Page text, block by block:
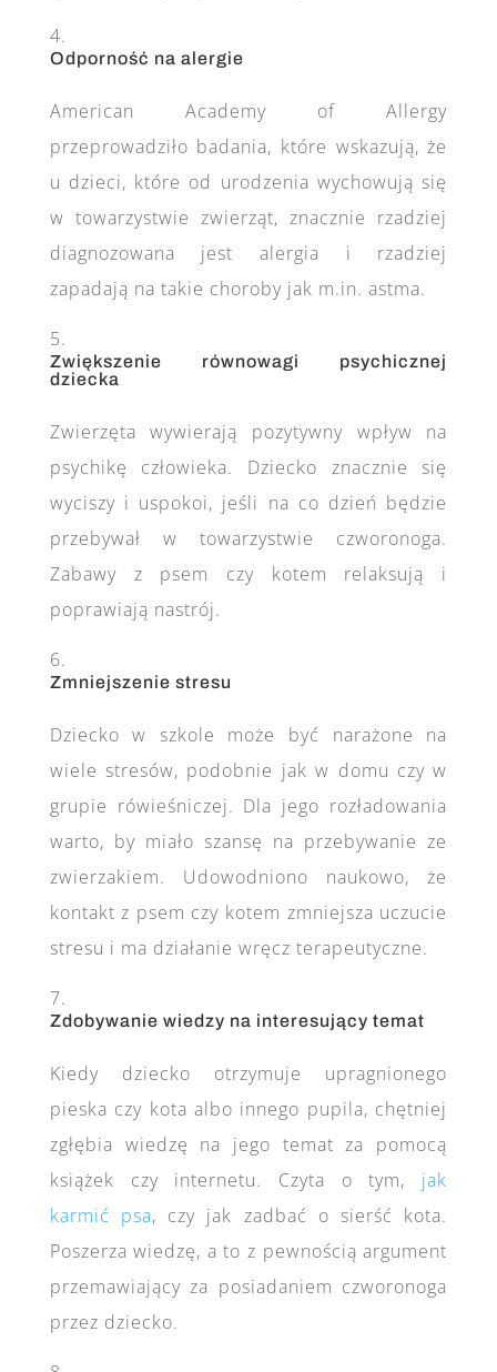
Odporność na alergie
American Academy of Allergy
przeprowadziło badania, które wskazują, że
u dzieci, które od urodzenia wychowują się
w towarzystwie zwierząt, znacznie rzadziej
diagnozowana jest alergia i rzadziej
zapadają na takie choroby jak m.in. astma.
Zwiększenie równowagi psychicznej
dziecka
Zwierzęta wywierają pozytywny wpływ na
psychikę człowieka. Dziecko znacznie się
wyciszy i uspokoi, jeśli na co dzień będzie
przebywał w towarzystwie czworonoga.
Zabawy z psem czy kotem relaksują i
poprawiają nastrój.
Zmniejszenie stresu
Dziecko w szkole może być narażone na
wiele stresów, podobnie jak w domu czy w
grupie rówieśniczej. Dla jego rozładowania
warto, by miało szansę na przebywanie ze
zwierzakiem. Udowodniono naukowo, że
kontakt z psem czy kotem zmniejsza uczucie
stresu i ma działanie wręcz terapeutyczne.
Zdobywanie wiedzy na interesujący temat
Kiedy dziecko otrzymuje upragnionego
pieska czy kota albo innego pupila, chętniej
zgłębia wiedzę na jego temat za pomocą
książek czy internetu. Czyta o tym, jak
karmić psa, czy jak zadbać o sierść kota.
Poszerza wiedzę, a to z pewnością argument
przemawiający za posiadaniem czworonoga
przez dziecko.